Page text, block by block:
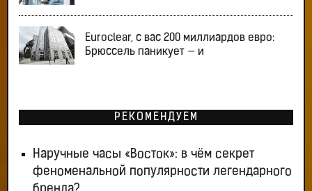
Euroclear, с вас 200 миллиардов евро:
Брюссель паникует — и
РЕКОМЕНДУЕМ
Наручные часы «Восток»: в чём секрет
феноменальной популярности легендарного